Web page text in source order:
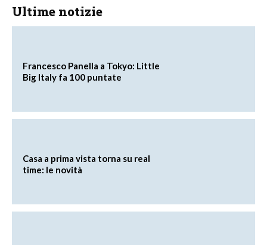
Ultime notizie
Francesco Panella a Tokyo: Little
Big Italy fa 100 puntate
Casa a prima vista torna su real
time: le novità